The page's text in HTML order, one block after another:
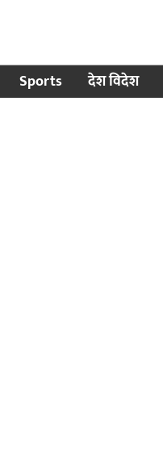
Sports देश विदेश